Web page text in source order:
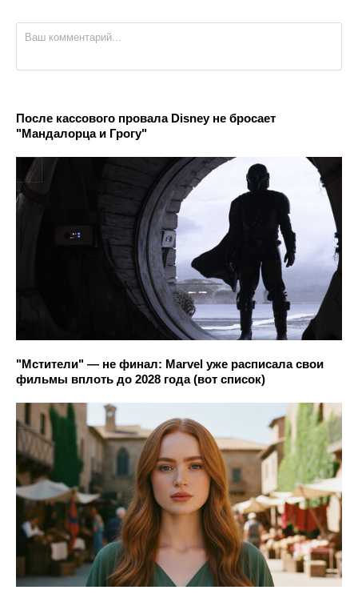
После кассового провала Disney не бросает
"Мандалорца и Грогу"
"Мстители" — не финал: Marvel уже расписала свои
фильмы вплоть до 2028 года (вот список)